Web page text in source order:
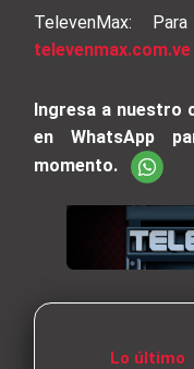
TelevenMax:
televenmax.com.ve
Ingresa a nuestro
en WhatsApp
momento.
Lo último